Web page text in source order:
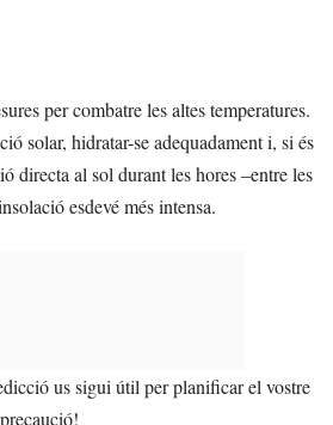
per combatre les altes temperatures.
solar, hidratar-se adequadament i, si és
directa al sol durant les hores ‒entre les
esdevé més intensa.
us sigui útil per planificar el vostre